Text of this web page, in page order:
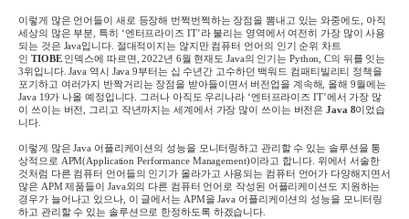
이렇게 많은 언어들이 새로 등장해 번쩍번쩍하는 장점을 뽐내고 있는 와중에도
아직
세상의 많은 부분
특히 ‘엔터프라이즈 IT’라 불리는 영역에서 여전히 가장 많이 사용
되는 것은Java입니다. 절대적이지는 않지만 컴퓨터 언어의 인기 순위 차트
인 TIOBE인덱스에 따르면 , 2022년 6월 현재도 Java의 인기는 Python, C의 뒤를 잇는
3위입니다. Java 역시 Java 9부터는 십 수년간 고수하던 백워드 컴패티빌리티 정책을
포기하고 여러가지 반짝거리는 장점을 받아들이면서 버전업을 계속해 ,올해 9월에는
Java 19가 나올 예정입니다 그러나 아직도 우리나라 ‘엔터프라이즈 IT’에서 가장 많
이 쓰이는 버전
그리고 작년까지는 세계에서 가장 많이 쓰이는 버전은Java 8이었습
니다.
이렇게 많은Java 어플리케이션의 성능을 모니터링하고 관리할 수 있는 솔루션을 통
상적으로 APM(Application Performance Management)이라고 합니다. 위에서 서술한
것처럼 다른 컴퓨터 언어들의 인기가 올라가고 사용되는 컴퓨터 언어가 다양해지면서
많은APM제품들이 Java외의 다른 컴퓨터 언어로 작성된 어플리케이션도 지원하는
경우가 늘어나고 있으나, 이 글에서는 APM을Java 어플리케이션의 성능을 모니터링
하고 관리할 수 있는 솔루션으로 한정하도록 하겠습니다